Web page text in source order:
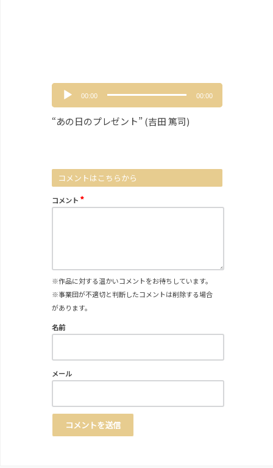
声
プ
ー
00:00 00:00
“あの日のプレゼント” (吉田 篤司)
コメントはこちらから
コメント *
※作品に対する温かいコメントをお待ちしています。
※事業団が不適切と判断したコメントは削除する場合
があります。
名前
メール